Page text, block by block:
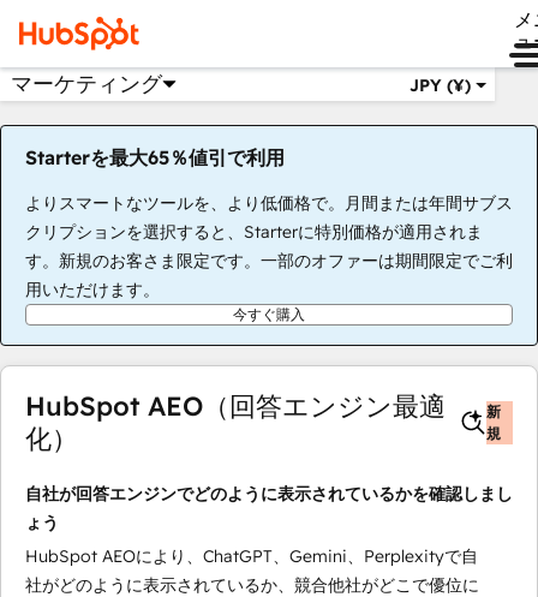
ュ
マーケティング JPY (¥)
Starterを最大65％値引で利用
よりスマートなツールを、より低価格で。月間または年間サブス
クリプションを選択すると、Starterに特別価格が適用されま
す。新規のお客さま限定です。一部のオファーは期間限定でご利
用いただけます。
今すぐ購入
HubSpot AEO（回答エンジン最適
化）
新
規
自社が回答エンジンでどのように表示されているかを確認しまし
ょう
HubSpot AEOにより、ChatGPT、Gemini、Perplexityで自
社がどのように表示されているか、競合他社がどこで優位に